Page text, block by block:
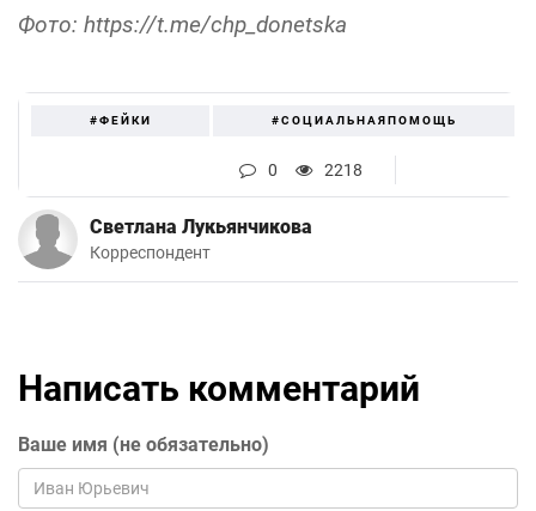
Фото: https://t.me/chp_donetska
#ФЕЙКИ #СОЦИАЛЬНАЯПОМОЩЬ
0 2218
Светлана Лукьянчикова
Корреспондент
Написать комментарий
Ваше имя (не обязательно)